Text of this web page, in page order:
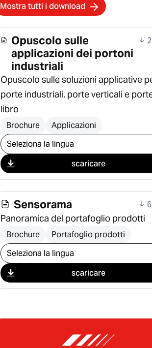
Mostra tutti i download
Opuscolo sulle
applicazioni dei portoni
industriali
Opuscolo sulle soluzioni applicative
porte industriali, porte verticali e
libro
Brochure Applicazioni
Seleziona il download
scaricare
Sensorama
Panoramica del portafoglio prodotti
Brochure Portafoglio prodotti
Seleziona il download
scaricare